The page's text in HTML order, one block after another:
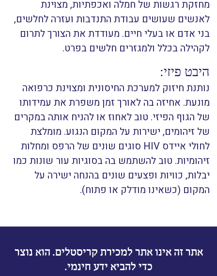
מחזקת רגשות של חמלה ואכפתיות, מצוינת
לאנשים שעושים עבודת התנדבות ועזרה לחלשים,
בני אדם או בעלי חיים. מעודדת את הצורך לתרום
לקהילה בכלל ולמגזרים חלשים בפרט.
היבט פיזי:
נותנת חיזוק למערכת החיסונית ומצוינת כרפואה
מונעת. אחיזה בה לאורך זמן משפרת את עמידותו
של הגוף הפיזי. טוב לאחוז או להניח אותה במקרים
של זיהומים, ישירות על המקום הנגוע. מומלצת
לחולי איידס HIV סוגים שונים של הרפס ומחלות
זיהומיות. טוב להשתמש בה בסוגיות עור שונות כמו
יבלות, כוויות ופצעים שונים בהנחה ישירה על
המקום (כשאינו מודלק או פתוח).
אתר זה אינו אתר למכירת קריסטלים. הוא נוצר
כדי להביא ידע חינמי.